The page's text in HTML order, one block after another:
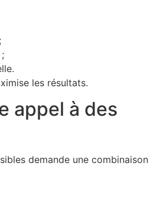
les résultats.
appel à des
demande une combinaison